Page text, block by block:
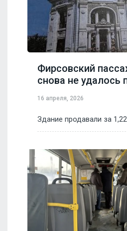
Фирсовский
снова не удалось
16 апреля, 2026
Здание продавали за